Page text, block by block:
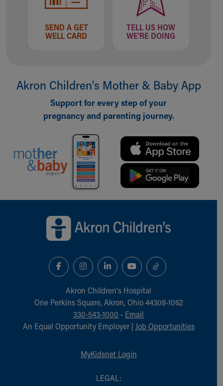
Healthy Info, Healthy Kids
Inside Children's Blog
Injury Prevention
Medical Records
Symptom Checker
Skip to main content
SEND A GET
WELL CARD
TELL US HOW
WE'RE DOING
Akron Children‘s Mother & Baby App
Support for every step of your
pregnancy and parenting journey.
Akron Children‘s Hospital
One Perkins Square, Akron, Ohio 44308-1062
330-543-1000 • Email
An Equal Opportunity Employer | Job Opportunities
MyKidsnet Login
LEGAL: